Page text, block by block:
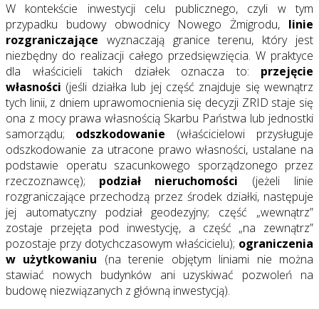
W kontekście inwestycji celu publicznego, czyli w tym
przypadku budowy obwodnicy Nowego Żmigrodu, linie
rozgraniczające wyznaczają granice terenu, który jest
niezbędny do realizacji całego przedsięwzięcia. W praktyce
dla właścicieli takich działek oznacza to: przejęcie
własności (jeśli działka lub jej część znajduje się wewnątrz
tych linii, z dniem uprawomocnienia się decyzji ZRID staje się
ona z mocy prawa własnością Skarbu Państwa lub jednostki
samorządu; odszkodowanie (właścicielowi przysługuje
odszkodowanie za utracone prawo własności, ustalane na
podstawie operatu szacunkowego sporządzonego przez
rzeczoznawcę); podział nieruchomości (jeżeli linie
rozgraniczające przechodzą przez środek działki, następuje
jej automatyczny podział geodezyjny; część „wewnątrz”
zostaje przejęta pod inwestycję, a część „na zewnątrz”
pozostaje przy dotychczasowym właścicielu); ograniczenia
w użytkowaniu (na terenie objętym liniami nie można
stawiać nowych budynków ani uzyskiwać pozwoleń na
budowę niezwiązanych z główną inwestycją).